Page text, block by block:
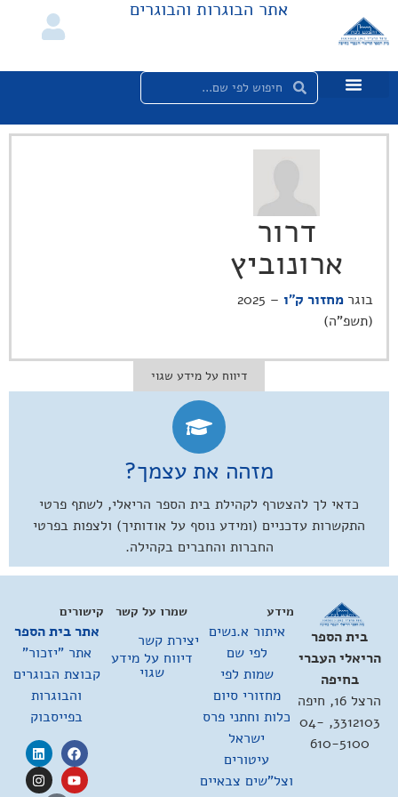
אתר הבוגרות והבוגרים
דרור
ארונוביץ
בוגר מחזור ק"ו
– 2025
(תשפ"ה)
דיווח על מידע שגוי
מזהה את עצמך?
כדאי לך להצטרף לקהילת בית הספר הריאלי, לשתף פרטי
התקשרות עדכניים (ומידע נוסף על אודותיך) ולצפות בפרטי
החברות והחברים בקהילה.
בית הספר
הריאלי העברי
בחיפה
הרצל 16, חיפה
3312103, 04-
610-5100
מידע
איתור א.נשים
לפי שם
שמות לפי
מחזורי סיום
כלות וחתני פרס
ישראל
עיטורים
וצל"שים צבאיים
קישורים
אתר בית הספר
אתר "יזכור"
קבוצת הבוגרים
והבוגרות
בפייסבוק
שמרו על קשר
יצירת קשר
דיווח על מידע
שגוי